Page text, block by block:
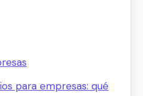
para empresas: qué